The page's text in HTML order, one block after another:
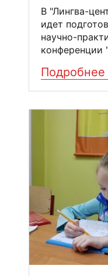
В "Лингва-
идет
научно-
конференции
...
Подробнее